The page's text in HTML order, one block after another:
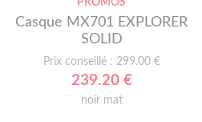
PROMOS
Casque MX701 EXPLORER
SOLID
Prix conseillé : 299.00 €
239.20 €
noir mat